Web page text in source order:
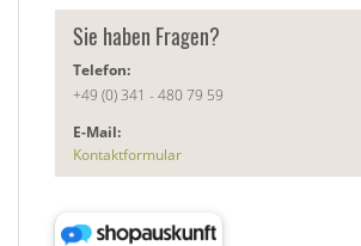
Sie haben Fragen?
Telefon:
+49 (0) 341 - 480 79 59
E-Mail:
Kontaktformular